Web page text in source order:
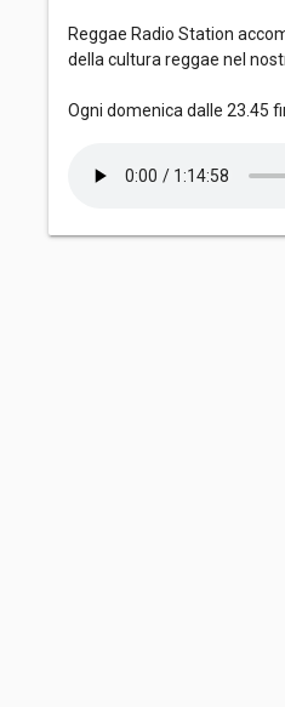
Reggae Radio Station
della cultura reggae nel
Ogni domenica dalle 23.45